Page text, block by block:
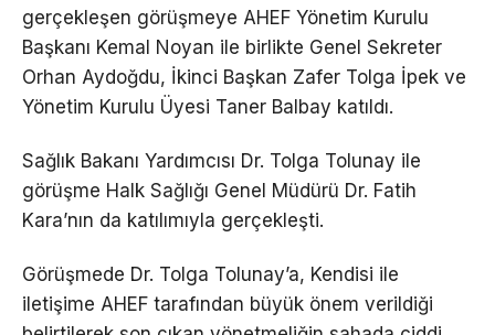
gerçekleşen görüşmeye AHEF Yönetim Kurulu
Başkanı Kemal Noyan ile birlikte Genel Sekreter
Orhan Aydoğdu, İkinci Başkan Zafer Tolga İpek ve
Yönetim Kurulu Üyesi Taner Balbay katıldı.
Sağlık Bakanı Yardımcısı Dr. Tolga Tolunay ile
görüşme Halk Sağlığı Genel Müdürü Dr. Fatih
Kara’nın da katılımıyla gerçekleşti.
Görüşmede Dr. Tolga Tolunay’a, Kendisi ile
iletişime AHEF tarafından büyük önem verildiği